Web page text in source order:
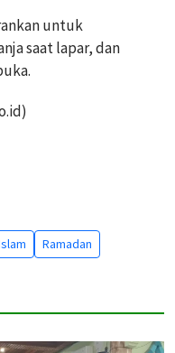
untuk
saat lapar, dan
Ramadan